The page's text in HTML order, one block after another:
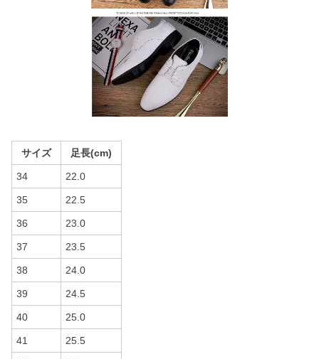
サイズ 足長(cm)
34 22.0
35 22.5
36 23.0
37 23.5
38 24.0
39 24.5
40 25.0
41 25.5